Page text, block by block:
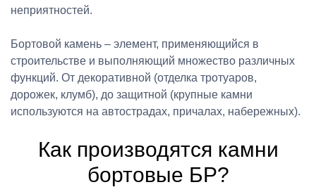
неприятностей.
Бортовой камень – элемент, применяющийся в
строительстве и выполняющий множество различных
функций. От декоративной (отделка тротуаров,
дорожек, клумб), до защитной (крупные камни
используются на автострадах, причалах, набережных).
Как производятся камни
бортовые БР?